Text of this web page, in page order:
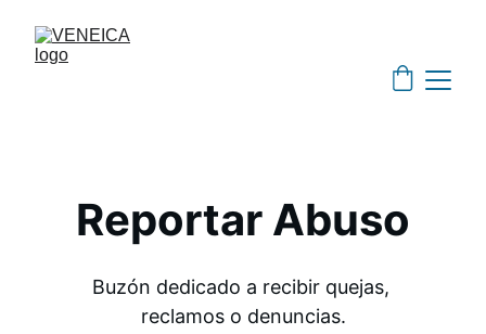
Reportar Abuso
Buzón dedicado a recibir quejas,
reclamos o denuncias.